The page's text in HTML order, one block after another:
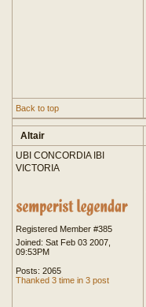
Back to top
Altair
UBI CONCORDIA IBI
VICTORIA
Registered Member #385
Joined: Sat Feb 03 2007,
09:53PM
Posts: 2065
Thanked 3 time in 3 post